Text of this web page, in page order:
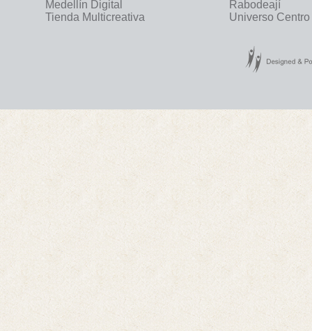
Medellín Digital
Rabodeají
Tienda Multicreativa
Universo Centro